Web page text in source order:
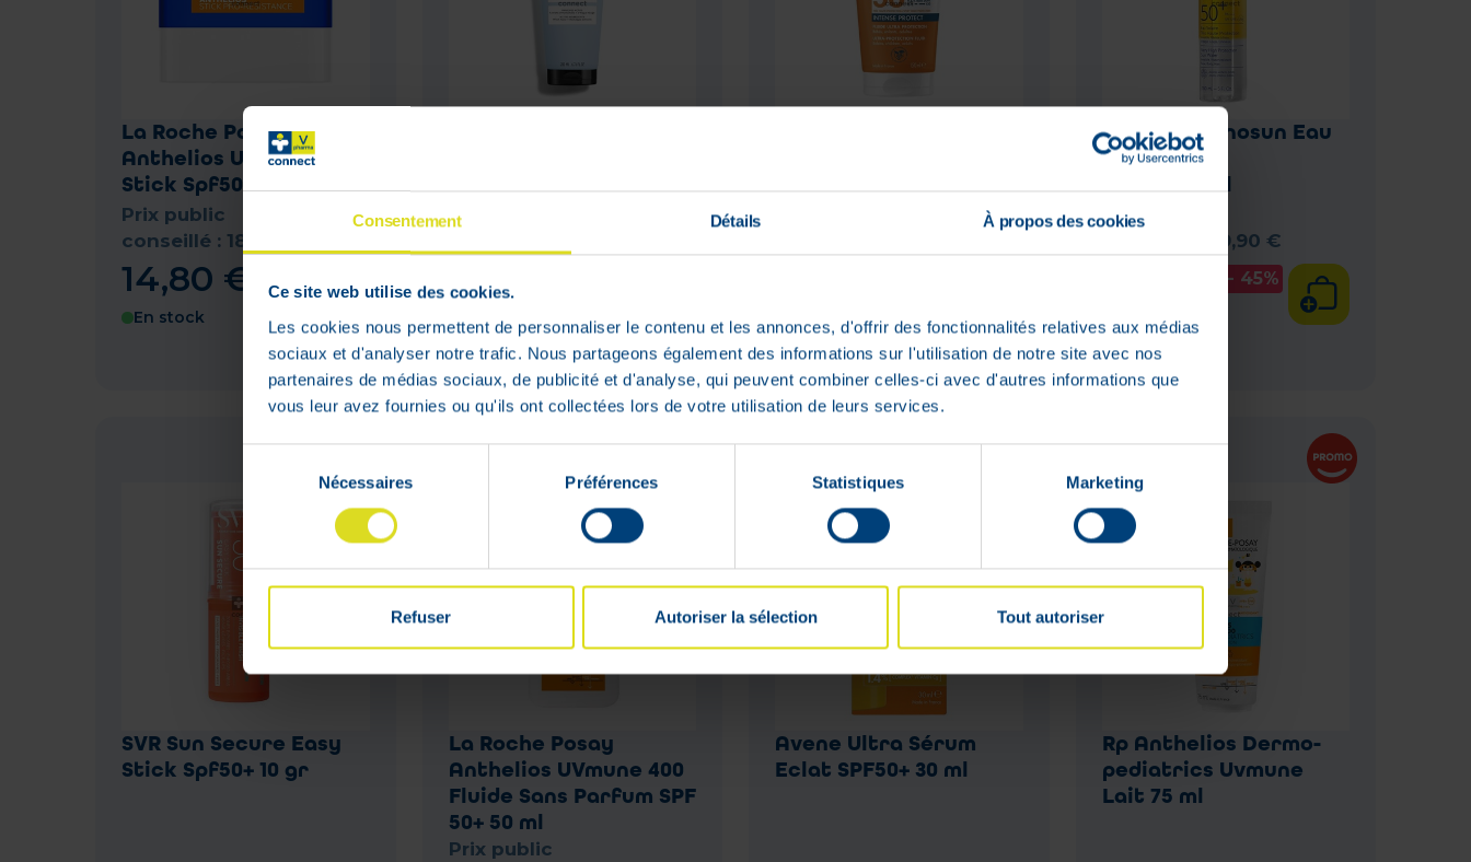
Consentement Détails À propos des cookies
Ce site web utilise des cookies.
Les cookies nous permettent de personnaliser le contenu et les annonces, d'offrir des fonctionnalités relatives aux médias
sociaux et d'analyser notre trafic. Nous partageons également des informations sur l'utilisation de notre site avec nos
partenaires de médias sociaux, de publicité et d'analyse, qui peuvent combiner celles-ci avec d'autres informations que
vous leur avez fournies ou qu'ils ont collectées lors de votre utilisation de leurs services.
consentement
Nécessaires Préférences Statistiques Marketing
Refuser Autoriser la sélection Tout autoriser
La Roche Posay
Anthelios UVsport Sun
Stick Spf50+ 8 gr
Prix public
conseillé : 18
14,80 €
En stock
200 ml
Prix public
13,09
En stock
ml
En stock
Caudalie Vinosun Eau
Solaire Thp
Spf50+150Ml
Prix public
29,90 €
- 45%
En stock
SVR Sun Secure Easy
Stick Spf50+ 10 gr
La Roche Posay
Anthelios UVmune 400
Fluide Sans Parfum SPF
50+ 50 ml
Prix public
Avene Ultra Sérum
Eclat SPF50+ 30 ml
Rp Anthelios Dermo-
pediatrics Uvmune
Lait 75 ml